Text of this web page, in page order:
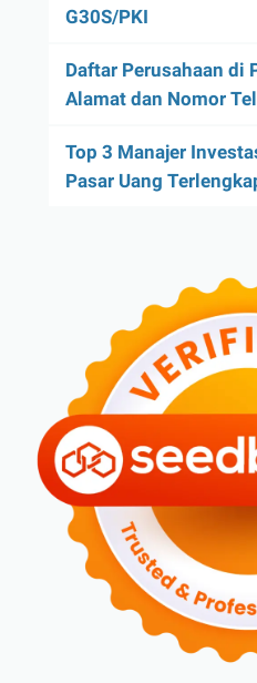
G30S/PKI
Daftar Perusahaan di
Alamat dan Nomor
Top 3 Manajer
Pasar Uang